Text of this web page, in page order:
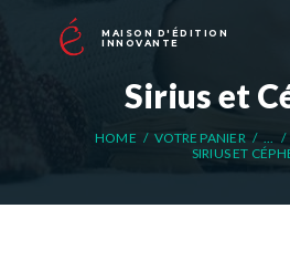
MAISON D'ÉDITION
INNOVANTE
Sirius et
HOME VOTRE PANIER
SIRIUS ET